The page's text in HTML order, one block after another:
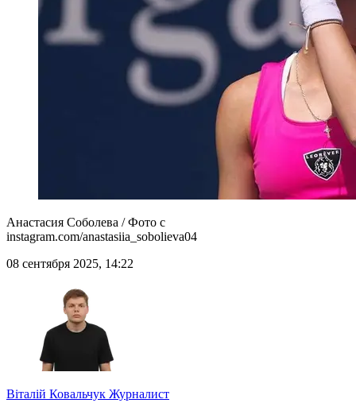
Анастасия Соболева / Фото с
instagram.com/anastasiia_sobolieva04
08 сентября 2025, 14:22
Віталій Ковальчук Журналист